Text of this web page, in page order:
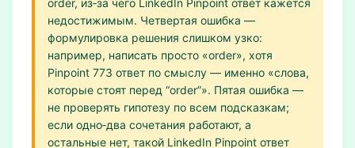
order, из‑за чего LinkedIn Pinpoint ответ кажется
недостижимым. Четвертая ошибка —
формулировка решения слишком узко:
например, написать просто «order», хотя
Pinpoint 773 ответ по смыслу — именно «слова,
которые стоят перед “order”». Пятая ошибка —
не проверять гипотезу по всем подсказкам;
если одно‑два сочетания работают, а
остальные нет, такой LinkedIn Pinpoint ответ